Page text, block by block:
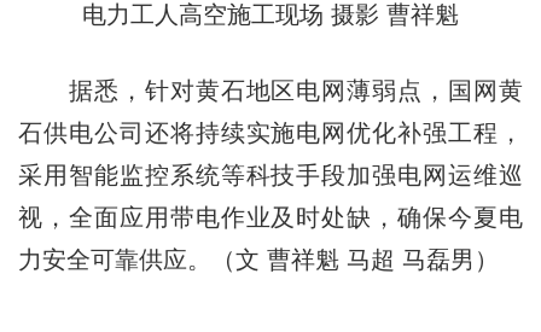
电力工人高空施工现场 摄影 曹祥魁
据悉，针对黄石地区电网薄弱点，国网黄
石供电公司还将持续实施电网优化补强工程，
采用智能监控系统等科技手段加强电网运维巡
视，全面应用带电作业及时处缺，确保今夏电
力安全可靠供应。（文 曹祥魁 马超 马磊男）